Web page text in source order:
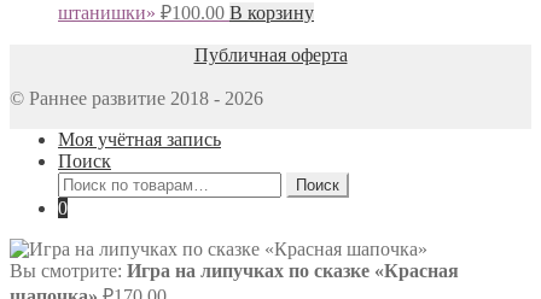
штанишки» ₽100.00 В корзину
Публичная оферта
© Раннее развитие 2018 - 2026
Моя учётная запись
Поиск
Искать:
Поиск
0
Вы смотрите: Игра на липучках по сказке «Красная